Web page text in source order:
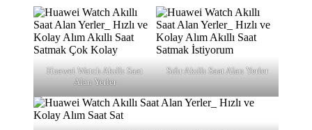
Huawei Watch Akıllı Saat
Alan Yerler
Sıfır Akıllı Saat Alan Yerler